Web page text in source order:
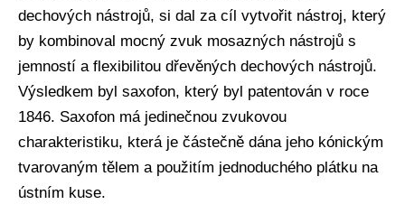
dechových nástrojů, si dal za cíl vytvořit nástroj, který
by kombinoval mocný zvuk mosazných nástrojů s
jemností a flexibilitou dřevěných dechových nástrojů.
Výsledkem byl saxofon, který byl patentován v roce
1846. Saxofon má jedinečnou zvukovou
charakteristiku, která je částečně dána jeho kónickým
tvarovaným tělem a použitím jednoduchého plátku na
ústním kuse.